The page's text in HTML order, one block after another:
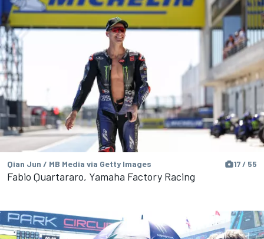
Qian Jun / MB Media via Getty Images 17 / 55
Fabio Quartararo, Yamaha Factory Racing